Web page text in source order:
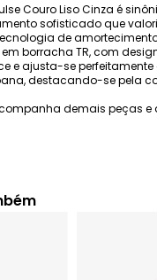
Couro Liso Cinza é
sofisticado que
de
em borracha TR, com
e ajusta-se
destacando-se pela
demais peças e